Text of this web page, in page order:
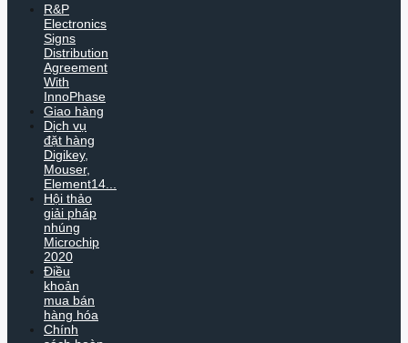
R&P
Electronics
Signs
Distribution
Agreement
With
InnoPhase
Giao hàng
Dịch vụ
đặt hàng
Digikey,
Mouser,
Element14...
Hội thảo
giải pháp
nhúng
Microchip
2020
Điều
khoản
mua bán
hàng hóa
Chính